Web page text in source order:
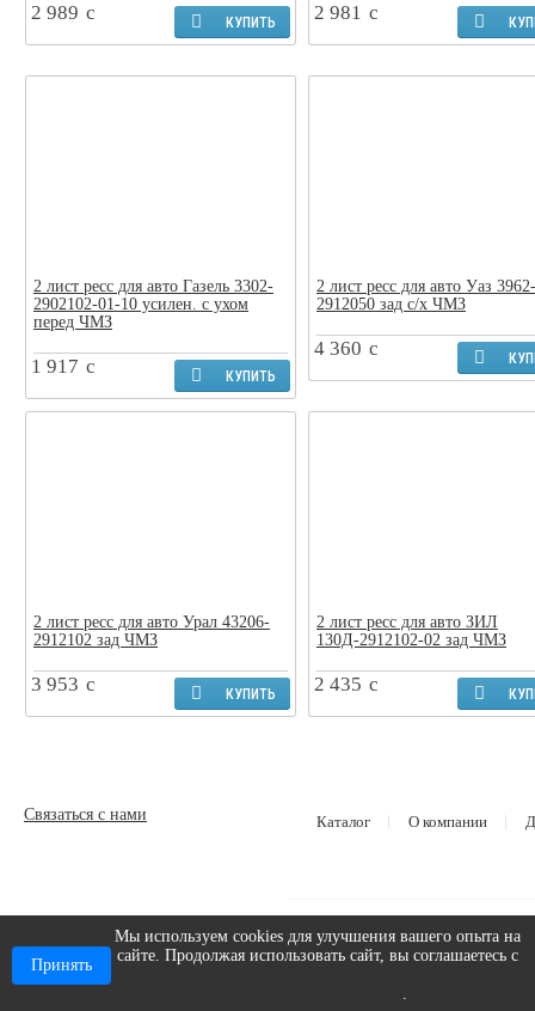
2 989 c КУПИТЬ 2 981 c
2 лист ресс для авто Газель 3302-
2902102-01-10 усилен. с ухом
перед ЧМЗ
1 917 c КУПИТЬ
2 лист ресс для авто Уаз 3962-
2912050 зад с/х ЧМЗ
4 360 c
2 лист ресс для авто Урал 43206-
2912102 зад ЧМЗ
3 953 c КУПИТЬ
2 лист ресс для авто ЗИЛ
130Д-2912102-02 зад ЧМЗ
2 435 c
Связаться с нами Каталог О компании
2026 © ООО «АВТОГРУППА»
ИНН 1650390423 ОГРН: 1201600029267
Пользовательское соглашение
Принять
Мы используем cookies для улучшения вашего опыта на
сайте. Продолжая использовать сайт, вы соглашаетесь с
.